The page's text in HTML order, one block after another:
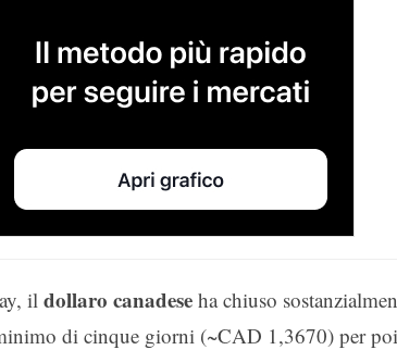
il dollaro canadese ha chiuso
di cinque giorni (~CAD 1,3670) per